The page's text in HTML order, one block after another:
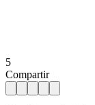
5
Compartir